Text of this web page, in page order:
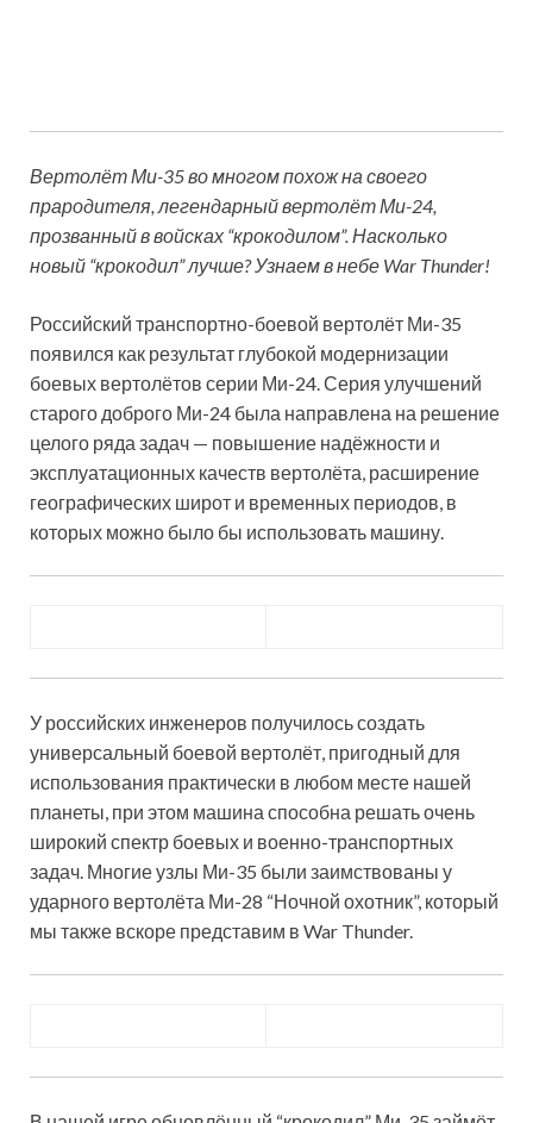
Вертолёт Ми-35 во многом похож на своего
прародителя, легендарный вертолёт Ми-24,
прозванный в войсках “крокодилом”. Насколько
новый “крокодил” лучше? Узнаем в небе War Thunder!​
Российский транспортно-боевой вертолёт Ми-35
появился как результат глубокой модернизации
боевых вертолётов серии Ми-24. Серия улучшений
старого доброго Ми-24 была направлена на решение
целого ряда задач — повышение надёжности и
эксплуатационных качеств вертолёта, расширение
географических широт и временных периодов, в
которых можно было бы использовать машину.
У российских инженеров получилось создать
универсальный боевой вертолёт, пригодный для
использования практически в любом месте нашей
планеты, при этом машина способна решать очень
широкий спектр боевых и военно-транспортных
задач. Многие узлы Ми-35 были заимствованы у
ударного вертолёта Ми-28 “Ночной охотник”, который
мы также вскоре представим в War Thunder.